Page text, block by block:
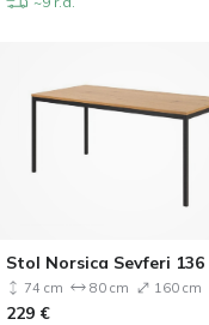
Stol Norsica Sevferi 136
74 cm 80 cm 160 cm
229 €